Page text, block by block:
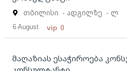
თბილისი - ადგილზე - ლ
6 August vip 0
მაღაზიას ესაჭიროება